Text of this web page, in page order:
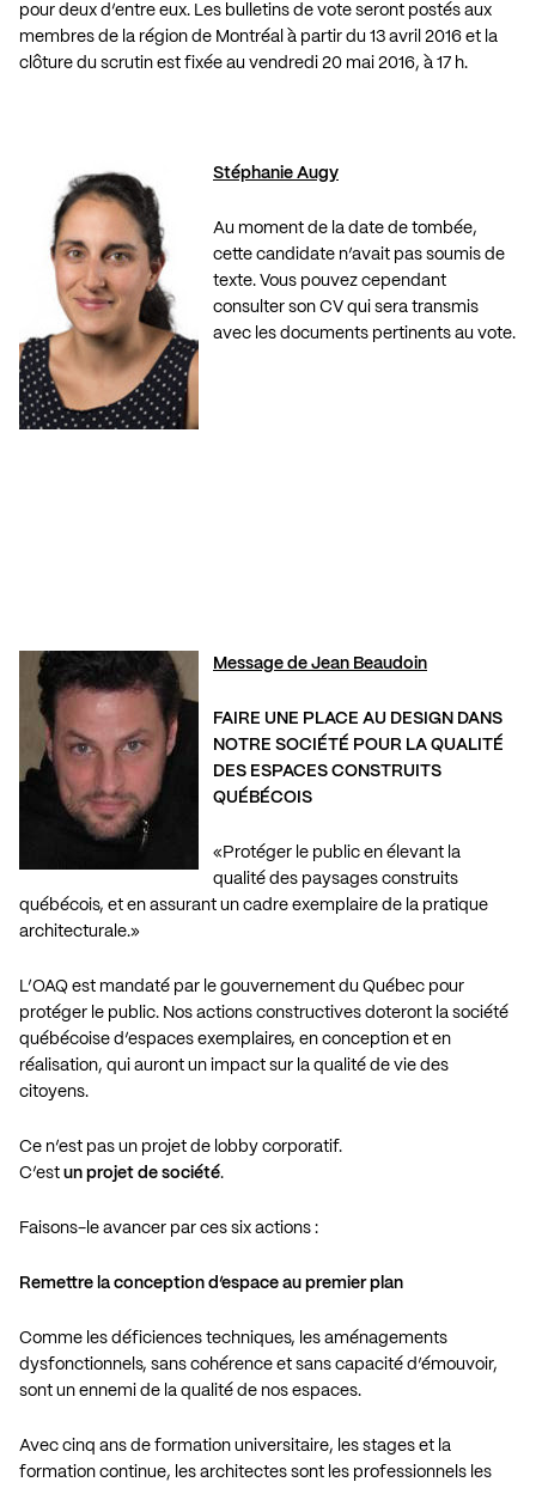
pour deux d’entre eux. Les bulletins de vote seront postés aux
membres de la région de Montréal à partir du 13 avril 2016 et la
clôture du scrutin est fixée au vendredi 20 mai 2016, à 17 h.
Stéphanie Augy
Au moment de la date de tombée,
cette candidate n’avait pas soumis de
texte. Vous pouvez cependant
consulter son CV qui sera transmis
avec les documents pertinents au vote.
Message de Jean Beaudoin
FAIRE UNE PLACE AU DESIGN DANS
NOTRE SOCIÉTÉ POUR LA QUALITÉ
DES ESPACES CONSTRUITS
QUÉBÉCOIS
«Protéger le public en élevant la
qualité des paysages construits
québécois, et en assurant un cadre exemplaire de la pratique
architecturale.»
L’OAQ est mandaté par le gouvernement du Québec pour
protéger le public. Nos actions constructives doteront la société
québécoise d’espaces exemplaires, en conception et en
réalisation, qui auront un impact sur la qualité de vie des
citoyens.
Ce n’est pas un projet de lobby corporatif.
C’est un projet de société.
Faisons-le avancer par ces six actions :
Remettre la conception d’espace au premier plan
Comme les déficiences techniques, les aménagements
dysfonctionnels, sans cohérence et sans capacité d’émouvoir,
sont un ennemi de la qualité de nos espaces.
Avec cinq ans de formation universitaire, les stages et la
formation continue, les architectes sont les professionnels les